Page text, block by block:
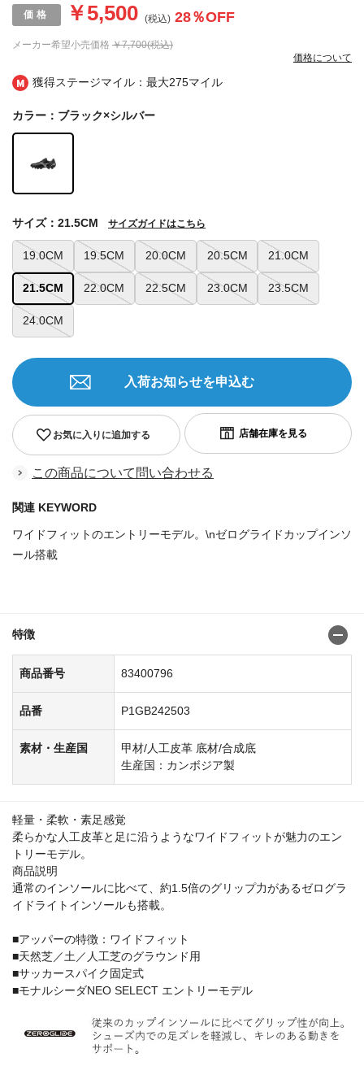
獲得ステージマイル：最大275マイル
メーカー希望小売価格 ￥7,700(税込)
￥5,500 (税込) 28％OFF
価格について
カラー：ブラック×シルバー
19.0CM 19.5CM 20.0CM 20.5CM 21.0CM
21.5CM 22.0CM 22.5CM 23.0CM 23.5CM
24.0CM
サイズ：21.5CM サイズガイドはこちら
お気に入りに追加する
入荷お知らせを申込む
この商品について問い合わせる
関連 KEYWORD
ワイドフィットのエントリーモデル。\nゼログライドカップインソ
ール搭載
特徴
商品番号 83400796
品番 P1GB242503
素材・生産国
甲材/人工皮革 底材/合成底
生産国：カンボジア製
軽量・柔軟・素足感覚
柔らかな人工皮革と足に沿うようなワイドフィットが魅力のエン
トリーモデル。
商品説明
通常のインソールに比べて、約1.5倍のグリップ力があるゼログラ
イドライトインソールも搭載。
■アッパーの特徴：ワイドフィット
■天然芝／土／人工芝のグラウンド用
■サッカースパイク固定式
■モナルシーダNEO SELECT エントリーモデル